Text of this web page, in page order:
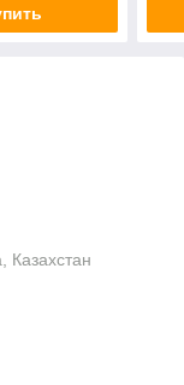
Казахстан